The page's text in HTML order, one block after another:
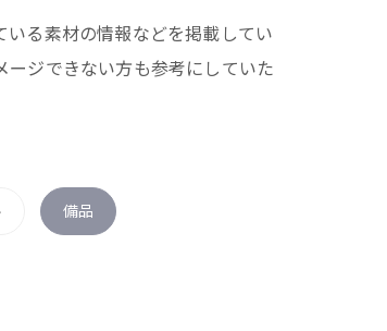
る素材の情報などを掲載してい
ージできない方も参考にしていた
備品